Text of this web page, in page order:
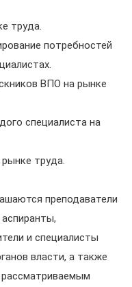
труда.
потребностей
ВПО на рынке
специалиста на
рынке труда.
преподаватели
и специалисты
власти, а также